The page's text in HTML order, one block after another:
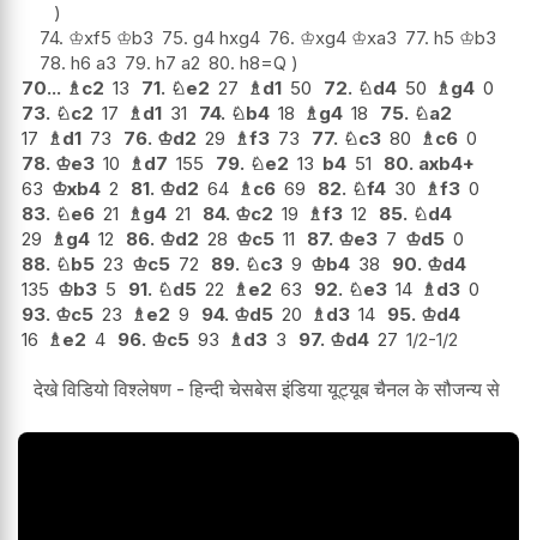
74. ♔xf5 ♔b3 75. g4 hxg4 76. ♔xg4 ♔xa3 77. h5 ♔b3
78. h6 a3 79. h7 a2 80. h8=Q
70... ♗ c2 13 71. ♘e2 27 ♗ d1 50 72. ♘d4 50 ♗ g4 0
73. ♘c2 17 ♗ d1 31 74. ♘b4 18 ♗ g4 18 75. ♘a2
17
♗ d1 73 76. ♔d2 29 ♗f3 73 77. ♘c3 80 ♗ c6 0
78. ♔e3 10 ♗ d7 155 79. ♘e2 13 b4 51 80. axb4+
63 ♔xb4 2 81. ♔d2 64 ♗ c6 69 82. ♘f4 30 ♗f3 0
83. ♘e6 21 ♗ g4 21 84. ♔c2 19 ♗f3 12 85. ♘d4
29
♗ g4 12 86. ♔d2 28 ♔c5 11 87. ♔e3 7 ♔d5 0
88. ♘b5 23 ♔c5 72 89. ♘c3 9 ♔b4 38 90. ♔d4
135 ♔b3 5 91. ♘d5 22 ♗ e2 63 92. ♘e3 14 ♗ d3 0
93. ♔c5 23 ♗ e2 9 94. ♔d5 20 ♗ d3 14 95. ♔d4
16
♗ e2 4 96. ♔c5 93 ♗ d3 3 97. ♔d4 27 1/2-1/2
देखे विडियो विश्लेषण - हिन्दी चेसबेस इंडिया यूट्यूब चैनल के सौजन्य से